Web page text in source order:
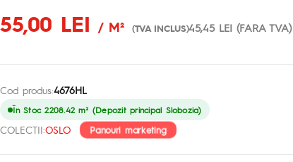
55,00 LEI
/ M² (TVA INCLUS)45,45 LEI (FARA TVA)
Cod produs:4676HL
În Stoc 2208.42 m² (Depozit principal Slobozia)
COLECTII:OSLO Panouri marketing